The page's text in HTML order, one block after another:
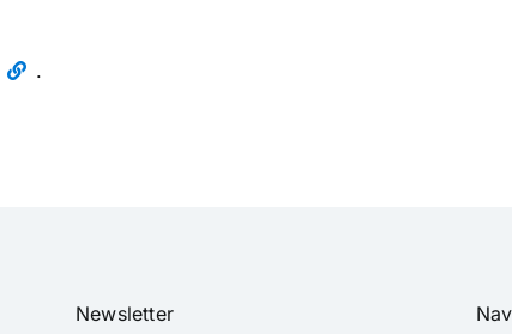
.
Newsletter